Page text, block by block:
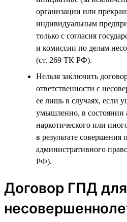
организации или
индивидуальным
только с согласия
и комиссии по делам
(ст. 269 ТК РФ).
Нельзя заключить
ответственности с
ее лишь в случаях, если
умышленно, в состоянии
наркотического или
в результате совершения
административного
РФ).
Договор ГПД для